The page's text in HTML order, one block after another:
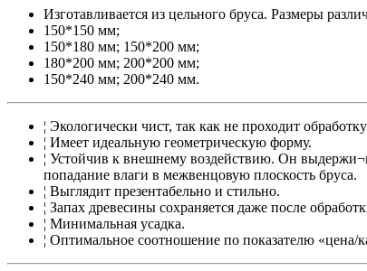
Изготавливается из цельного бруса. Размеры
150*150 мм;
150*180 мм; 150*200 мм;
180*200 мм; 200*200 мм;
150*240 мм; 200*240 мм.
¦ Экологически чист, так как не проходит
¦ Имеет идеальную геометрическую форму.
¦ Устойчив к внешнему воздействию. Он
попадание влаги в межвенцовую плоскость бруса.
¦ Выглядит презентабельно и стильно.
¦ Запах древесины сохраняется даже после
¦ Минимальная усадка.
¦ Оптимальное соотношение по показателю «цена/